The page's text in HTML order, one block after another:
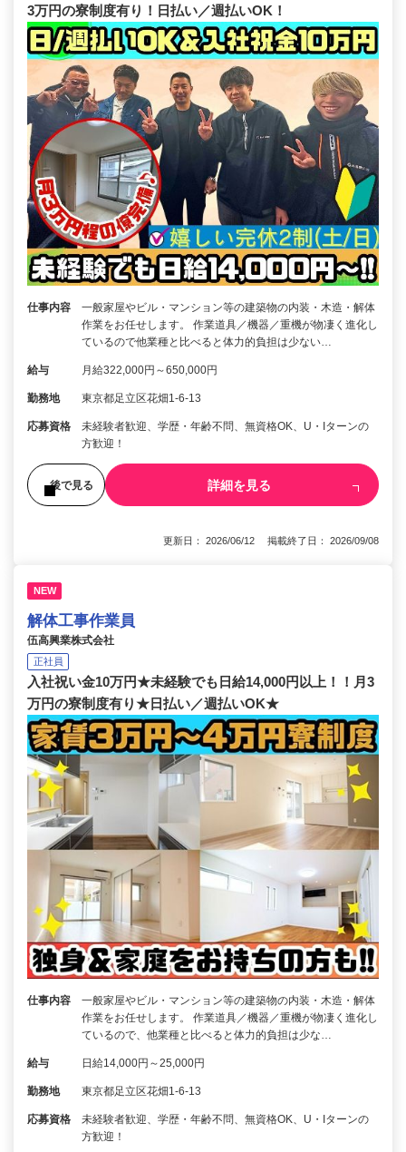
3万円の寮制度有り！日払い／週払いOK！
仕事内容
一般家屋やビル・マンション等の建築物の内装・木造・解体
作業をお任せします。 作業道具／機器／重機が物凄く進化し
ているので他業種と比べると体力的負担は少ない…
給与 月給322,000円～650,000円
勤務地 東京都足立区花畑1-6-13
応募資格
未経験者歓迎、学歴・年齢不問、無資格OK、U・Iターンの
方歓迎！
後で見る 詳細を見る
更新日： 2026/06/12 掲載終了日： 2026/09/08
NEW
解体工事作業員
伍高興業株式会社
正社員
入社祝い金10万円★未経験でも日給14,000円以上！！月3
万円の寮制度有り★日払い／週払いOK★
仕事内容
一般家屋やビル・マンション等の建築物の内装・木造・解体
作業をお任せします。 作業道具／機器／重機が物凄く進化し
ているので、他業種と比べると体力的負担は少な…
給与 日給14,000円～25,000円
勤務地 東京都足立区花畑1-6-13
応募資格
未経験者歓迎、学歴・年齢不問、無資格OK、U・Iターンの
方歓迎！